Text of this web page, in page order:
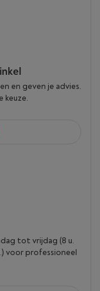
en geven je advies.
keuze.
tot vrijdag (8 u.
voor professioneel